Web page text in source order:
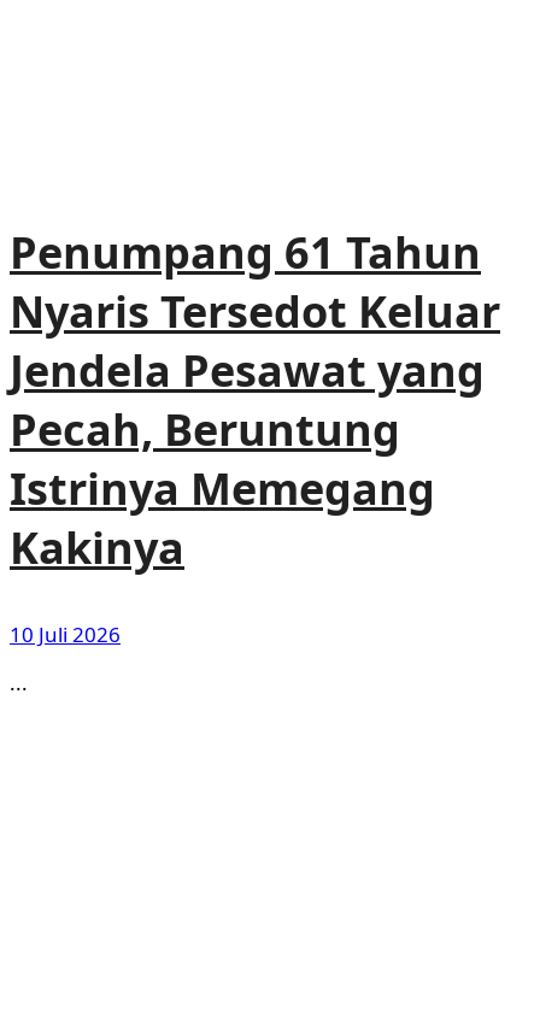
Penumpang 61 Tahun
Nyaris Tersedot Keluar
Jendela Pesawat yang
Pecah, Beruntung
Istrinya Memegang
Kakinya
10 Juli 2026
...